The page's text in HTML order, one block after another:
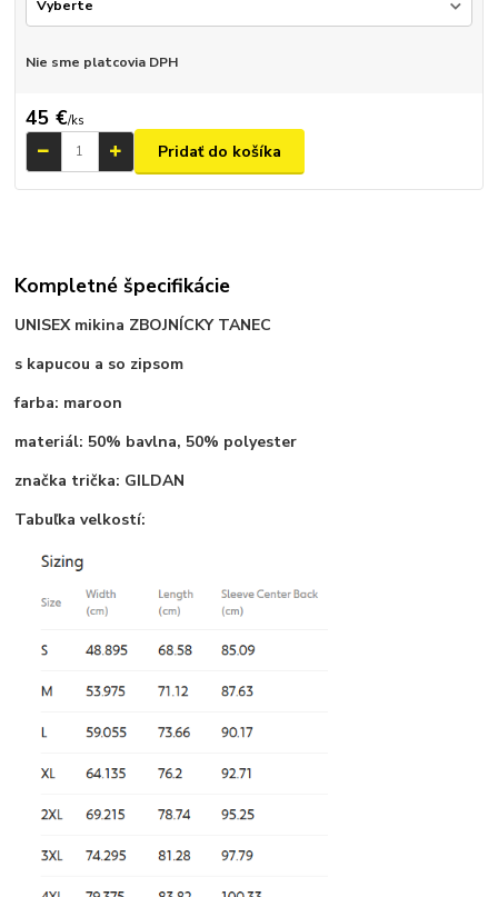
Nie sme platcovia DPH
45 €/ks
Pridať do košíka
Kompletné špecifikácie
UNISEX mikina ZBOJNÍCKY TANEC
s kapucou a so zipsom
farba: maroon
materiál: 50% bavlna, 50% polyester
značka trička: GILDAN
Tabuľka velkostí: